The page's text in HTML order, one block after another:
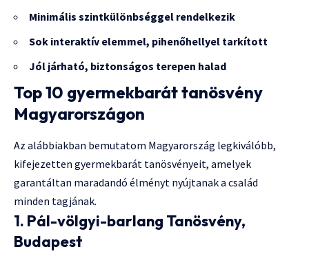
Minimális szintkülönbséggel rendelkezik
Sok interaktív elemmel, pihenőhellyel tarkított
Jól járható, biztonságos terepen halad
Top 10 gyermekbarát tanösvény
Magyarországon
Az alábbiakban bemutatom Magyarország legkiválóbb,
kifejezetten gyermekbarát tanösvényeit, amelyek
garantáltan maradandó élményt nyújtanak a család
minden tagjának.
1. Pál-völgyi-barlang Tanösvény,
Budapest